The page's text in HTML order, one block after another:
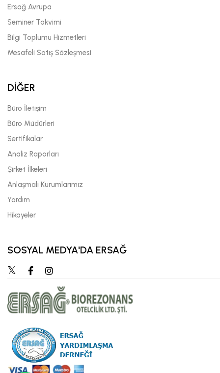
Ersağ Avrupa
Seminer Takvimi
Bilgi Toplumu Hizmetleri
Mesafeli Satış Sözleşmesi
DİĞER
Büro İletişim
Büro Müdürleri
Sertifikalar
Analiz Raporları
Şirket İlkeleri
Anlaşmalı Kurumlarımız
Yardım
Hikayeler
SOSYAL MEDYA'DA ERSAĞ